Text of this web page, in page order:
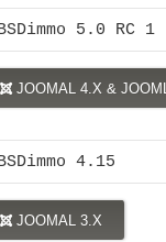
BSDimmo 5.0 RC 1
JOOMAL 4.X &
BSDimmo 4.15
JOOMAL 3.X